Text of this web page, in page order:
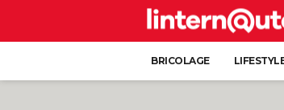
BRICOLAGE